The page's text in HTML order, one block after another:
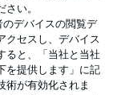
さい。
のデバイスの閲覧デ
クセスし、デバイス
ると、「当社と当社
を提供します」に記
術が有効化されま